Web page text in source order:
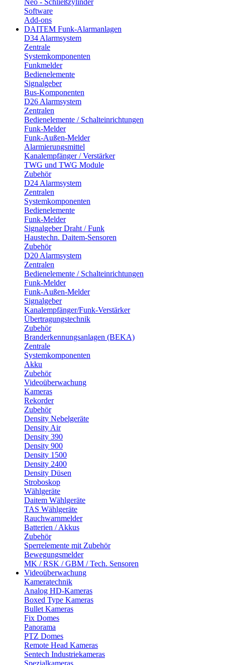
Software
Add-ons
DAITEM Funk-Alarmanlagen
D34 Alarmsystem
Zentrale
Systemkomponenten
Funkmelder
Bedienelemente
Signalgeber
Bus-Komponenten
D26 Alarmsystem
Zentralen
Bedienelemente / Schalteinrichtungen
Funk-Melder
Funk-Außen-Melder
Alarmierungsmittel
Kanalempfänger / Verstärker
TWG und TWG Module
Zubehör
D24 Alarmsystem
Zentralen
Systemkomponenten
Bedienelemente
Funk-Melder
Signalgeber Draht / Funk
Haustechn. Daitem-Sensoren
Zubehör
D20 Alarmsystem
Zentralen
Bedienelemente / Schalteinrichtungen
Funk-Melder
Funk-Außen-Melder
Signalgeber
Kanalempfänger/Funk-Verstärker
Übertragungstechnik
Zubehör
Branderkennungsanlagen (BEKA)
Zentrale
Systemkomponenten
Akku
Zubehör
Videoüberwachung
Kameras
Rekorder
Zubehör
Density Nebelgeräte
Density Air
Density 390
Density 900
Density 1500
Density 2400
Density Düsen
Stroboskop
Wählgeräte
Daitem Wählgeräte
TAS Wählgeräte
Rauchwarnmelder
Batterien / Akkus
Zubehör
Sperrelemente mit Zubehör
Bewegungsmelder
MK / RSK / GBM / Tech. Sensoren
Videoüberwachung
Kameratechnik
Analog HD-Kameras
Boxed Type Kameras
Bullet Kameras
Fix Domes
Panorama
PTZ Domes
Remote Head Kameras
Sentech Industriekameras
Spezialkameras